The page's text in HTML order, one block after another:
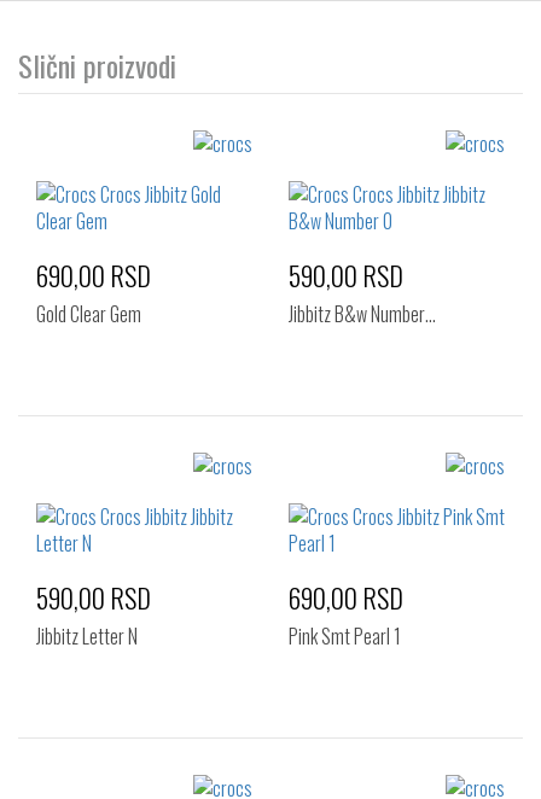
Slični proizvodi
Izaberi željeni broj:
690,00 RSD
Gold Clear Gem
Izaberi željeni broj:
590,00 RSD
Jibbitz B&w Number…
Izaberi željeni broj:
590,00 RSD
Jibbitz Letter N
Izaberi željeni broj:
690,00 RSD
Pink Smt Pearl 1